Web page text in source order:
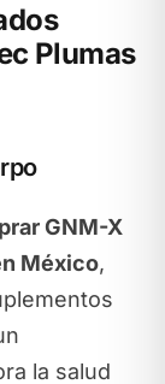
Plumas
GNM-X
México,
la salud